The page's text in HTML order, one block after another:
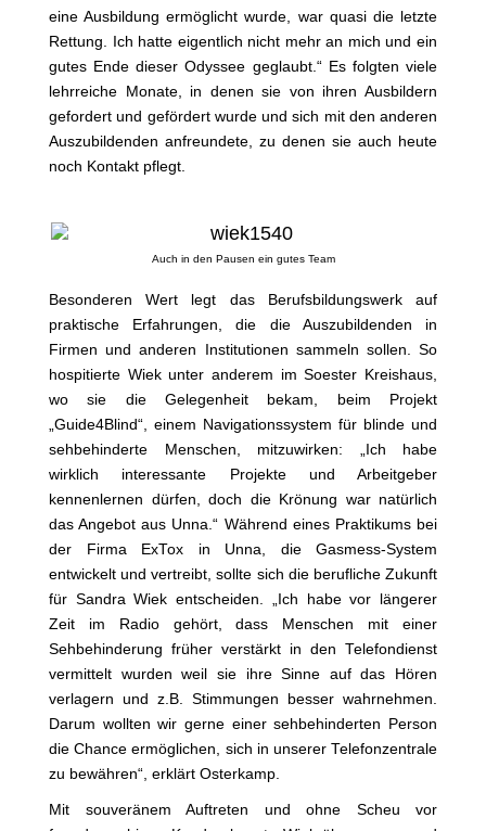
eine Ausbildung ermöglicht wurde, war quasi die letzte
Rettung. Ich hatte eigentlich nicht mehr an mich und ein
gutes Ende dieser Odyssee geglaubt.“ Es folgten viele
lehrreiche Monate, in denen sie von ihren Ausbildern
gefordert und gefördert wurde und sich mit den anderen
Auszubildenden anfreundete, zu denen sie auch heute
noch Kontakt pflegt.
Auch in den Pausen ein gutes Team
Besonderen Wert legt das Berufsbildungswerk auf
praktische Erfahrungen, die die Auszubildenden in
Firmen und anderen Institutionen sammeln sollen. So
hospitierte Wiek unter anderem im Soester Kreishaus,
wo sie die Gelegenheit bekam, beim Projekt
„Guide4Blind“, einem Navigationssystem für blinde und
sehbehinderte Menschen, mitzuwirken: „Ich habe
wirklich interessante Projekte und Arbeitgeber
kennenlernen dürfen, doch die Krönung war natürlich
das Angebot aus Unna.“ Während eines Praktikums bei
der Firma ExTox in Unna, die Gasmess-System
entwickelt und vertreibt, sollte sich die berufliche Zukunft
für Sandra Wiek entscheiden. „Ich habe vor längerer
Zeit im Radio gehört, dass Menschen mit einer
Sehbehinderung früher verstärkt in den Telefondienst
vermittelt wurden weil sie ihre Sinne auf das Hören
verlagern und z.B. Stimmungen besser wahrnehmen.
Darum wollten wir gerne einer sehbehinderten Person
die Chance ermöglichen, sich in unserer Telefonzentrale
zu bewähren“, erklärt Osterkamp.
Mit souveränem Auftreten und ohne Scheu vor